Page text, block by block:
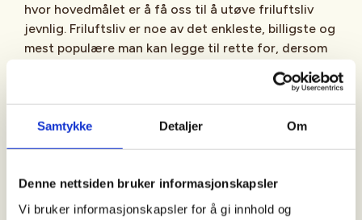
Samtykke Detaljer Om
Denne nettsiden bruker informasjonskapsler
Vi bruker informasjonskapsler for å gi innhold og
hvor hovedmålet er å få oss til å utøve friluftsliv
jevnlig. Friluftsliv er noe av det enkleste, billigste og
mest populære man kan legge til rette for, dersom
Stortingets energi- og miljøkomité vil derfor nå be
regjeringen lage en handlingsplan for styrking av
friluftsliv.
vet at den som sitter for mye stille får dårligere
helse og livskvalitet.